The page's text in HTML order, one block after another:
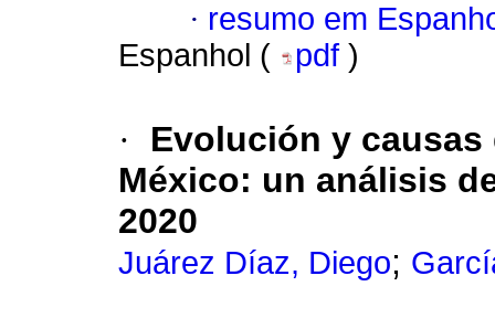
· resumo em
Espanhol (
pdf )
·
Evolución y
México: un análisis
2020
Juárez Díaz, Diego;